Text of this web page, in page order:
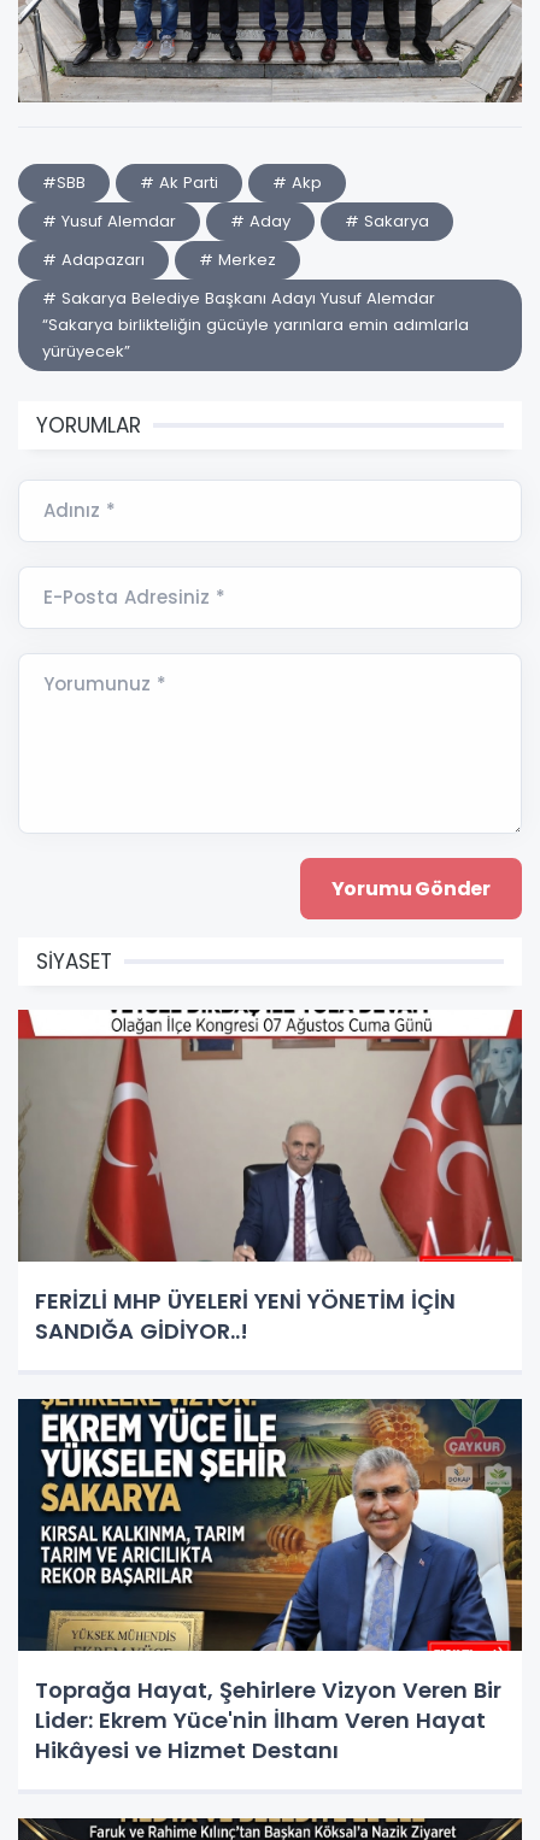
#SBB # Ak Parti
# Akp
# Yusuf Alemdar
# Aday
# Sakarya
# Adapazarı
# Merkez
# Sakarya Belediye Başkanı Adayı Yusuf Alemdar
“Sakarya birlikteliğin gücüyle yarınlara emin adımlarla
yürüyecek”
YORUMLAR
Adınız *
E-Posta Adresiniz *
Yorumunuz *
SİYASET
FERİZLİ MHP ÜYELERİ YENİ YÖNETİM İÇİN
SANDIĞA GİDİYOR..!
Toprağa Hayat, Şehirlere Vizyon Veren Bir
Lider: Ekrem Yüce'nin İlham Veren Hayat
Hikâyesi ve Hizmet Destanı